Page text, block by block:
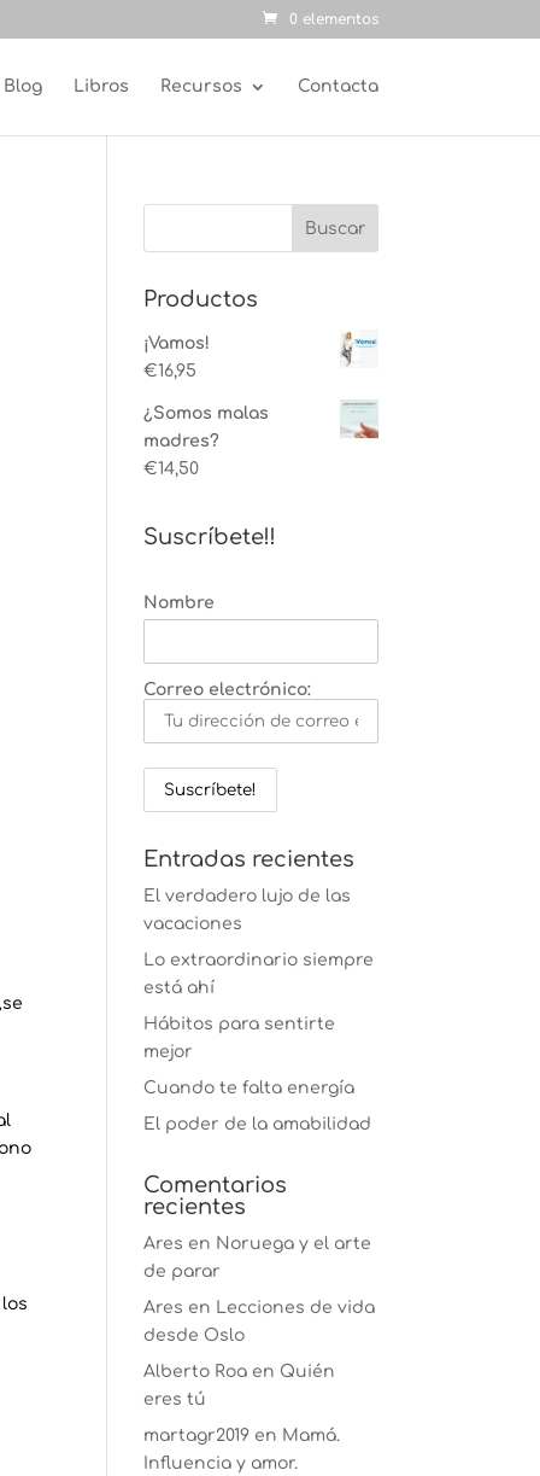
0 elementos
Blog Libros Recursos Contacta
Productos
¡Vamos!
€16,95
¿Somos malas
madres?
€14,50
Suscríbete!!
Nombre
Correo electrónico:
Entradas recientes
El verdadero lujo de las
vacaciones
Lo extraordinario siempre
está ahí
Hábitos para sentirte
mejor
Cuando te falta energía
El poder de la amabilidad
Comentarios
recientes
Ares en Noruega y el arte
de parar
Ares en Lecciones de vida
desde Oslo
Alberto Roa en Quién
eres tú
martagr2019 en Mamá.
Influencia y amor.